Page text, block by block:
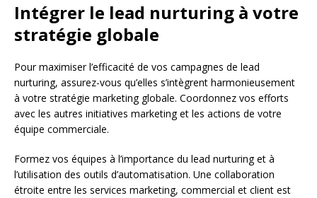
Intégrer le lead nurturing à votre
stratégie globale
Pour maximiser l’efficacité de vos campagnes de lead
nurturing, assurez-vous qu’elles s’intègrent harmonieusement
à votre stratégie marketing globale. Coordonnez vos efforts
avec les autres initiatives marketing et les actions de votre
équipe commerciale.
Formez vos équipes à l’importance du lead nurturing et à
l’utilisation des outils d’automatisation. Une collaboration
étroite entre les services marketing, commercial et client est